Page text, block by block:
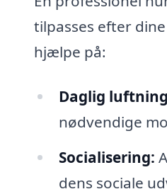
tilpasses efter
hjælpe på:
Daglig
nødvendige
Socialisering:
dens sociale